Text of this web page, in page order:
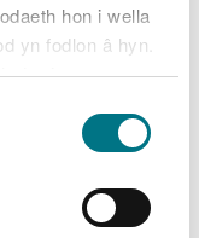
hon i wella
yn fodlon â hyn.
dewis.
i chi ddewis.